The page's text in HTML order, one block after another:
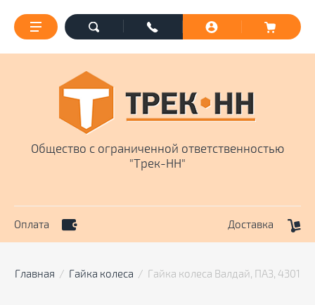
Оплата Доставка
Общество с ограниченной ответственностью
"Трек-НН"
Главная
  /
Гайка колеса
  /  Гайка колеса Валдай, ПАЗ, 4301